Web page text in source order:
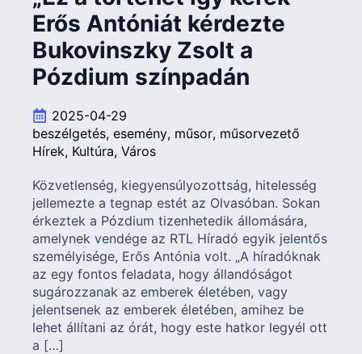
Erős Antóniát kérdezte
Bukovinszky Zsolt a
Pózdium színpadán
2025-04-29
beszélgetés esemény műsor műsorvezető
Hírek Kultúra Város
Közvetlenség, kiegyensúlyozottság, hitelesség
jellemezte a tegnap estét az Olvasóban. Sokan
érkeztek a Pózdium tizenhetedik állomására,
amelynek vendége az RTL Híradó egyik jelentős
személyisége, Erős Antónia volt. „A híradóknak
az egy fontos feladata, hogy állandóságot
sugározzanak az emberek életében, vagy
jelentsenek az emberek életében, amihez be
lehet állítani az órát, hogy este hatkor legyél ott
a […]